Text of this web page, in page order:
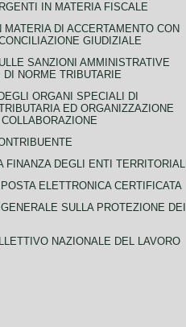
IN MATERIA FISCALE
DI ACCERTAMENTO CON
GIUDIZIALE
SANZIONI AMMINISTRATIVE
NORME TRIBUTARIE
ORGANI SPECIALI DI
ED ORGANIZZAZIONE
FINANZA DEGLI ENTI TERRITORIALI
ELETTRONICA CERTIFICATA
SULLA PROTEZIONE DEI
NAZIONALE DEL LAVORO